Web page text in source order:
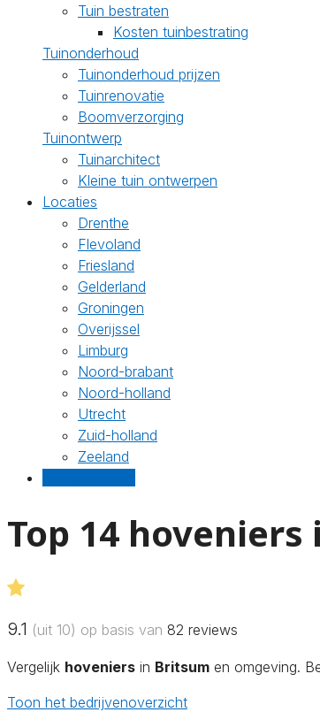
Tuin bestraten
Kosten tuinbestrating
Tuinonderhoud
Tuinonderhoud prijzen
Tuinrenovatie
Boomverzorging
Tuinontwerp
Tuinarchitect
Kleine tuin ontwerpen
Locaties
Drenthe
Flevoland
Friesland
Gelderland
Groningen
Overijssel
Limburg
Noord-brabant
Noord-holland
Utrecht
Zuid-holland
Zeeland
Top 14
9.1 (uit 10) op basis van 82 reviews
Vergelijk hoveniers in Britsum en omgeving.
Toon het bedrijvenoverzicht